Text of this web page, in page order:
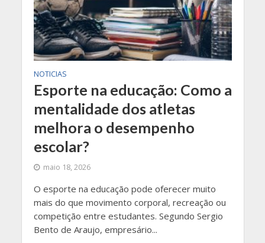
NOTICIAS
Esporte na educação: Como a
mentalidade dos atletas
melhora o desempenho
escolar?
maio 18, 2026
O esporte na educação pode oferecer muito
mais do que movimento corporal, recreação ou
competição entre estudantes. Segundo Sergio
Bento de Araujo, empresário...